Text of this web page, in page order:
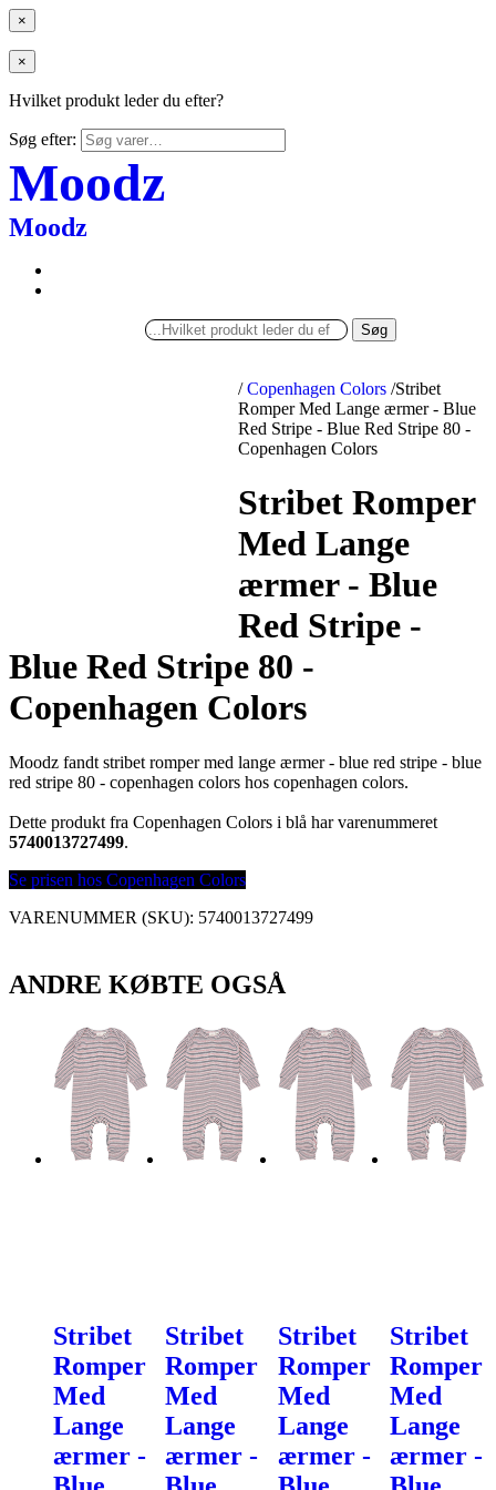
×
×
Hvilket produkt leder du efter?
Søg efter:
Moodz
Moodz
Søg
/ Copenhagen Colors /Stribet
Romper Med Lange ærmer - Blue
Red Stripe - Blue Red Stripe 80 -
Copenhagen Colors
Stribet Romper
Med Lange
ærmer - Blue
Red Stripe -
Blue Red Stripe 80 -
Copenhagen Colors
Moodz fandt stribet romper med lange ærmer - blue red stripe - blue
red stripe 80 - copenhagen colors hos copenhagen colors.
Dette produkt fra Copenhagen Colors i blå har varenummeret
5740013727499.
Se prisen hos Copenhagen Colors
VARENUMMER (SKU): 5740013727499
ANDRE KØBTE OGSÅ
Stribet
Romper
Med
Lange
ærmer -
Stribet
Romper
Med
Lange
ærmer -
Stribet
Romper
Med
Lange
ærmer -
Stribet
Romper
Med
Lange
ærmer -